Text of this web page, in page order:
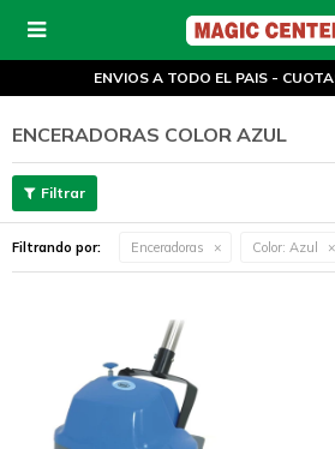

ENVIOS A TODO EL PAIS -
ENCERADORAS COLOR AZUL
Filtrando por: Enceradoras Color: Azul